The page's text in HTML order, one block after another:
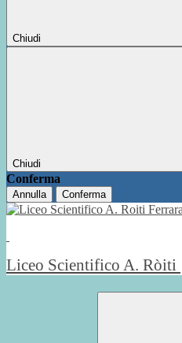
Chiudi
Chiudi
Conferma
Annulla Conferma
Liceo Scientifico A. Ròiti